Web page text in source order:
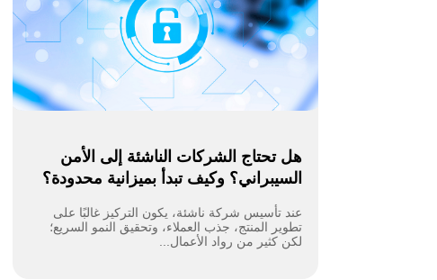
هل تحتاج الشركات الناشئة إلى الأمن
السيبراني؟ وكيف تبدأ بميزانية محدودة؟
عند تأسيس شركة ناشئة، يكون التركيز غالبًا على
تطوير المنتج، جذب العملاء، وتحقيق النمو السريع؛
لكن كثير من رواد الأعمال...